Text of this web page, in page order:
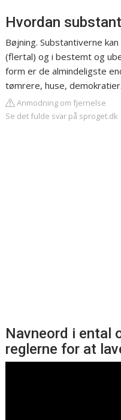
Hvordan
Bøjning. Substantiverne
(flertal) og i bestemt og
form er de almindeligste
tømrere, huse, demokratier.
Anmodning om fjernelse
Se det fulde svar på sproget.dk
Navneord i ental
reglerne for at